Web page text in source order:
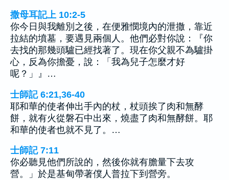
撒母耳記上 10:2-5
你今日與我離別之後，在便雅憫境內的泄撒，靠近
拉結的墳墓，要遇見兩個人。他們必對你說：『你
去找的那幾頭驢已經找著了。現在你父親不為驢掛
心，反為你擔憂，說：「我為兒子怎麼才好
呢？」』…
士師記 6:21,36-40
耶和華的使者伸出手內的杖，杖頭挨了肉和無酵
餅，就有火從磐石中出來，燒盡了肉和無酵餅。耶
和華的使者也就不見了。…
士師記 7:11
你必聽見他們所說的，然後你就有膽量下去攻
營。」於是基甸帶著僕人普拉下到營旁。